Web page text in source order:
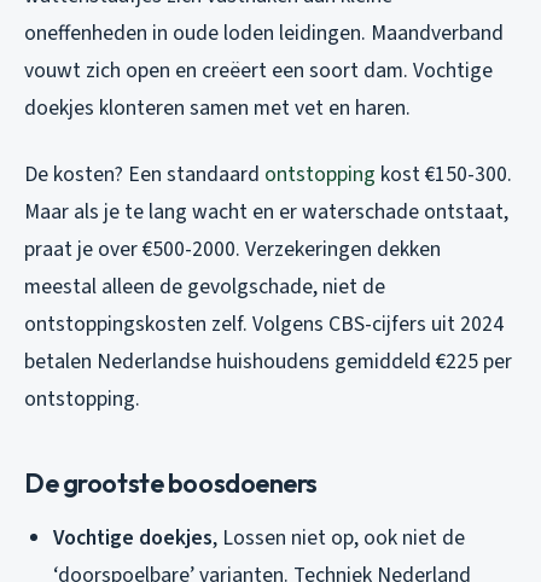
oneffenheden in oude loden leidingen. Maandverband
vouwt zich open en creëert een soort dam. Vochtige
doekjes klonteren samen met vet en haren.
De kosten? Een standaard ontstopping kost €150-300.
Maar als je te lang wacht en er waterschade ontstaat,
praat je over €500-2000. Verzekeringen dekken
meestal alleen de gevolgschade, niet de
ontstoppingskosten zelf. Volgens CBS-cijfers uit 2024
betalen Nederlandse huishoudens gemiddeld €225 per
ontstopping.
De grootste boosdoeners
Vochtige doekjes, Lossen niet op, ook niet de
‘doorspoelbare’ varianten. Techniek Nederland